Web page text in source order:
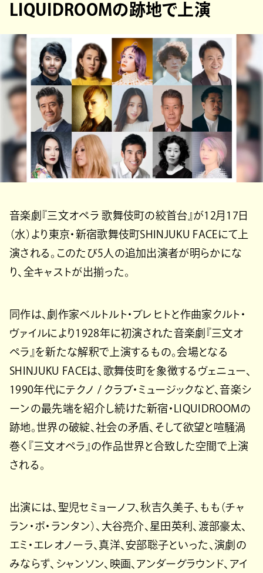
LIQUIDROOMの跡地で上演
⾳楽劇『三⽂オペラ 歌舞伎町の絞⾸台』が12⽉17⽇
（⽔）より東京・新宿歌舞伎町SHINJUKU FACEにて上
演される。このたび5⼈の追加出演者が明らかにな
り、全キャストが出揃った。
同作は、劇作家ベルトルト・ブレヒトと作曲家クルト・
ヴァイルにより1928年に初演された⾳楽劇『三⽂オ
ペラ』を新たな解釈で上演するもの。会場となる
SHINJUKU FACEは、歌舞伎町を象徴するヴェニュー、
1990年代にテクノ / クラブ・ミュージックなど、⾳楽シ
ーンの最先端を紹介し続けた新宿・LIQUIDROOMの
跡地。世界の破綻、社会の⽭盾、そして欲望と喧騒渦
巻く『三⽂オペラ』の作品世界と合致した空間で上演
される。
出演には、聖児セミョーノフ、秋吉久美⼦、もも（チャ
ラン・ポ・ランタン）、⼤⾕亮介、星⽥英利、渡部豪太、
エミ・エレオノーラ、真洋、安部聡⼦といった、演劇の
みならず、シャンソン、映画、アンダーグラウンド、アイ